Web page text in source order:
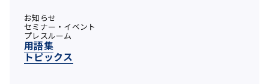
お知らせ
セミナー・イベント
プレスルーム
用語集
トピックス